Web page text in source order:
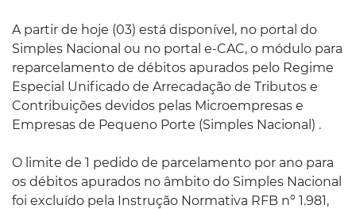
A partir de hoje (03) está disponível, no portal do
Simples Nacional ou no portal e-CAC, o módulo para
reparcelamento de débitos apurados pelo Regime
Especial Unificado de Arrecadação de Tributos e
Contribuições devidos pelas Microempresas e
Empresas de Pequeno Porte (Simples Nacional) .
O limite de 1 pedido de parcelamento por ano para
os débitos apurados no âmbito do Simples Nacional
foi excluído pela Instrução Normativa RFB nº 1.981,